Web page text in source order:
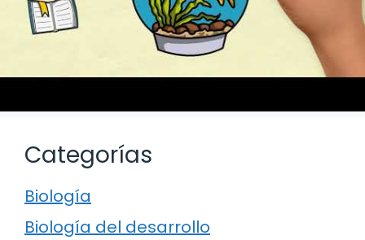
Categorías
Biología
Biología del desarrollo